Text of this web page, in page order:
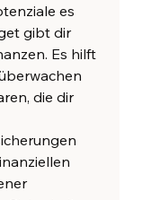
es
gibt dir
Es hilft
die dir